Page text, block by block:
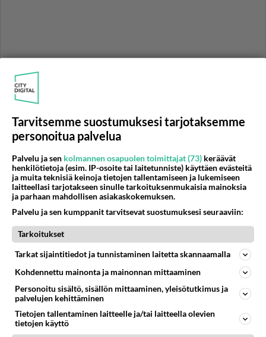
Armotonta keskustelua...
...tällä palstalla.....
04.10.2007 19:36 0 3419 0
5/30
LUETUIMMAT KESKUSTELUT
PÄIVÄ VIIKKO KUUKAUSI
Martinan bisneksillä ei mene hyvin
https://www.iltalehti.fi/viihdeuutiset/a/c46da6ab-340f-4790-aaa7-0865eed2336 Yrityksen konkurssihakemus on tullut kärä
303
Tarvitsemme suostumuksesi tarjotaksemme
personoitua palvelua
Palvelu ja sen kolmannen osapuolen toimittajat (73) keräävät
henkilötietoja (esim. IP-osoite tai laitetunniste) käyttäen evästeitä
ja muita teknisiä keinoja tietojen tallentamiseen ja lukemiseen
laitteellasi tarjotakseen sinulle tarkoituksenmukaisia mainoksia
ja parhaan mahdollisen asiakaskokemuksen.
Palvelu ja sen kumppanit tarvitsevat suostumuksesi seuraaviin:
Tarkoitukset
Tarkat sijaintitiedot ja tunnistaminen laitetta skannaamalla
Kohdennettu mainonta ja mainonnan mittaaminen
Personoitu sisältö, sisällön mittaaminen, yleisötutkimus ja
palvelujen kehittäminen
Tietojen tallentaminen laitteelle ja/tai laitteella olevien
tietojen käyttö